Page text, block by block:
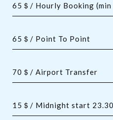
65＄/ Hourly Booking (min
65＄/ Point To Point
70＄/ Airport Transfer
15＄/ Midnight start